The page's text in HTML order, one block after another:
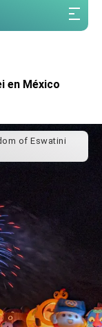
en México
of Foreign
and
of Eswatini
Symposium
a priority for
New Year
on
Partnership
exhibit at